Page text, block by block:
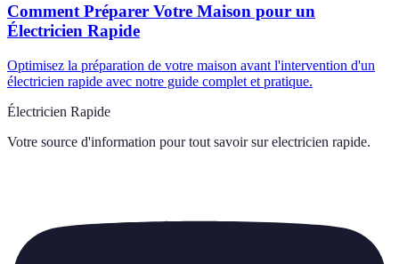
Comment Préparer Votre Maison pour un
Électricien Rapide
Optimisez la préparation de votre maison avant l'intervention d'un
électricien rapide avec notre guide complet et pratique.
Électricien Rapide
Votre source d'information pour tout savoir sur electricien rapide.